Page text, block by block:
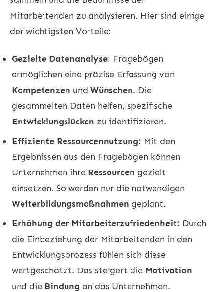
Mitarbeitenden zu analysieren. Hier sind einige
der wichtigsten Vorteile:
Gezielte Datenanalyse: Fragebögen
ermöglichen eine präzise Erfassung von
Kompetenzen und Wünschen. Die
gesammelten Daten helfen, spezifische
Entwicklungslücken zu identifizieren.
Effiziente Ressourcennutzung: Mit den
Ergebnissen aus den Fragebögen können
Unternehmen ihre Ressourcen gezielt
einsetzen. So werden nur die notwendigen
Weiterbildungsmaßnahmen geplant.
Erhöhung der Mitarbeiterzufriedenheit: Durch
die Einbeziehung der Mitarbeitenden in den
Entwicklungsprozess fühlen sich diese
wertgeschätzt. Das steigert die Motivation
und die Bindung an das Unternehmen.